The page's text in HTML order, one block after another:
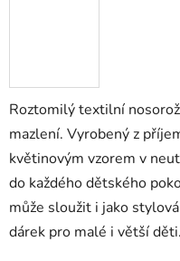
Roztomilý textilní
mazlení. Vyrobený z
květinovým vzorem v
do každého dětského
může sloužit i jako
dárek pro malé i větší děti.